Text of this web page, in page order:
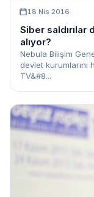
18 Nis 2016
Siber saldırılar
alıyor?
Nebula Bilişim
devlet
TV&#8...